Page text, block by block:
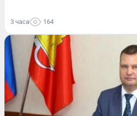
3 часа 164